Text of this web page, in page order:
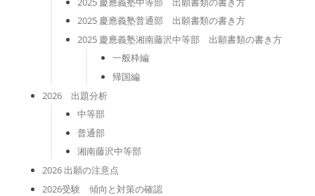
2025 慶應義塾普通部 出願書類の書き方
2025 慶應義塾湘南藤沢中等部 出願書類の書き方
一般枠編
帰国編
2026 出題分析
中等部
普通部
湘南藤沢中等部
2026 出願の注意点
2026受験 傾向と対策の確認